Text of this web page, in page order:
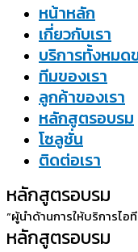
หน้าหลัก
เกี่ยวกับเรา
บริการทั้งหมด
ทีมของเรา
ลูกค้าของเรา
หลักสูตรอบรม
โซลูชั่น
ติดต่อเรา
หลักสูตรอบรม
“ผู้นำด้านการให้บริการไ
หลักสูตรอบรม